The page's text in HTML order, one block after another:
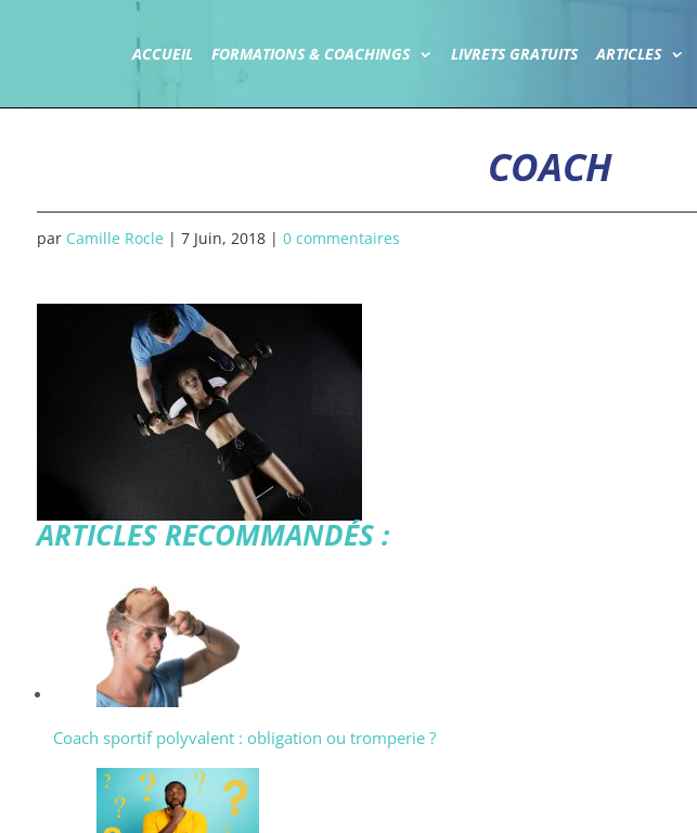
ACCUEIL FORMATIONS & COACHINGS LIVRETS GRATUITS ARTICLES
COACH
par Camille Rocle | 7 Juin, 2018| 0 commentaires
ARTICLES RECOMMANDÉS :
Coach sportif polyvalent : obligation ou tromperie ?